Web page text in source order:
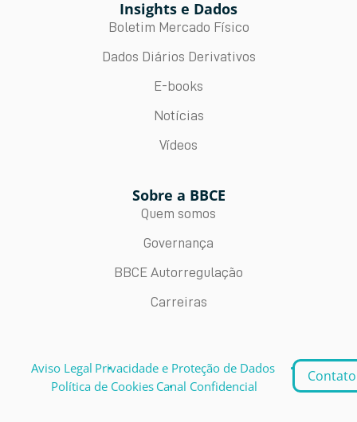
Insights e Dados
Boletim Mercado Físico
Dados Diários Derivativos
E-books
Notícias
Vídeos
Sobre a BBCE
Quem somos
Governança
BBCE Autorregulação
Carreiras
Aviso Legal Privacidade e Proteção de Dados
Política de Cookies Canal Confidencial
Contato